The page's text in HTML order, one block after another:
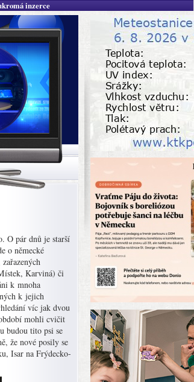
inzerce
O pár dnů je starší
o německé
Karviná) či
k mnoha
k jejich
víc jak dvou
mohli cvičit
budou tito psi se
že nové posily se
Isar na Frýdecko-